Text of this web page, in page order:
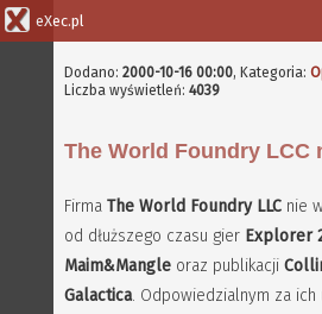
eXec.pl
Dodano: 2000-10-16 00:00, Kategoria:
Liczba wyświetleń: 4039
The World Foundry LCC
Firma The World Foundry LLC nie
od dłuższego czasu gier Explorer
Maim&Mangle oraz publikacji
Galactica. Odpowiedzialnym za